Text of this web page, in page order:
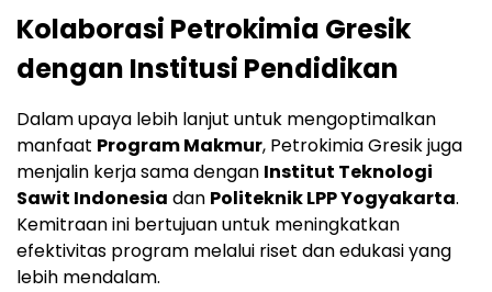
Kolaborasi Petrokimia Gresik
dengan Institusi Pendidikan
Dalam upaya lebih lanjut untuk mengoptimalkan
manfaat Program Makmur, Petrokimia Gresik juga
menjalin kerja sama dengan Institut Teknologi
Sawit Indonesia dan Politeknik LPP Yogyakarta.
Kemitraan ini bertujuan untuk meningkatkan
efektivitas program melalui riset dan edukasi yang
lebih mendalam.